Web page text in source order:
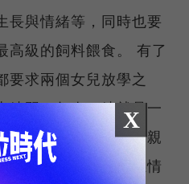
長與情緒等，同時也要
高級的飼料餵食。 有了
要求兩個女兒放學之
練習，每次一練就是一
還得花上一個小時，親
「這是與馬匹培養感情
X